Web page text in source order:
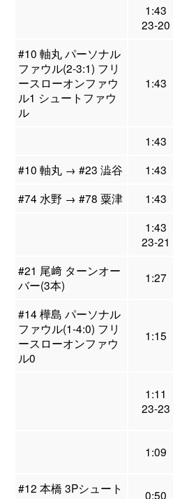
1:43
23-20
#10 軸丸 パーソナル
ファウル(2-3:1) フリ
ースローオンファウ
ル1 シュートファウ
ル
1:43
1:43
#10 軸丸 → #23 澁谷
1:43
#74 水野 → #78 粟津
1:43
1:43
23-21
#21 尾﨑 ターンオー
バー(3本)
1:27
#14 樺島 パーソナル
ファウル(1-4:0) フリ
ースローオンファウ
ル0
1:15
1:11
23-23
1:09
#12 本橋 3Pシュート
0:50